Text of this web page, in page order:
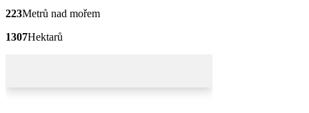
223Metrů nad mořem
1307Hektarů